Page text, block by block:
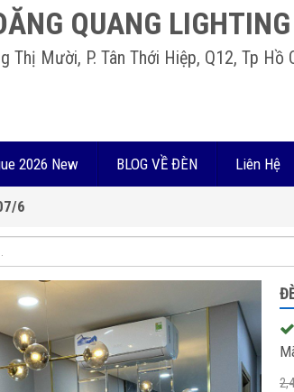
QUANG LIGHTING
Thị Mười, P. Tân Thới Hiệp, Q12, Tp Hồ
2026 New BLOG VỀ ĐÈN Liên Hệ
6